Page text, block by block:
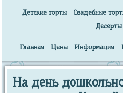
Детские торты Свадебные
Десерты
Главная Цены Информация
На день